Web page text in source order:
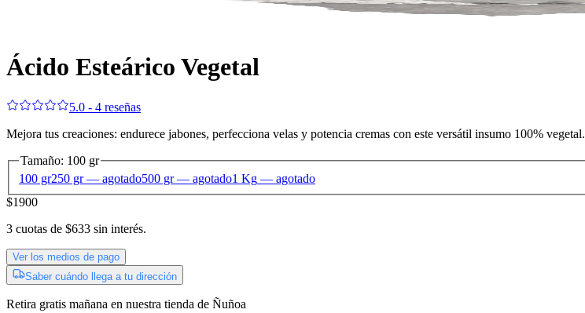
Ácido Esteárico Vegetal
5.0 - 4 reseñas
Mejora tus creaciones: endurece jabones, perfecciona velas y potencia cremas con este versátil insumo 100% vegetal.
Tamaño: 100 gr
100 gr250 gr— agotado500 gr— agotado1 Kg — agotado
$1900
3 cuotas de $633 sin interés.
Ver los medios de pago
Saber cuándo llega a tu dirección
Retira gratis mañana en nuestra tienda de Ñuñoa